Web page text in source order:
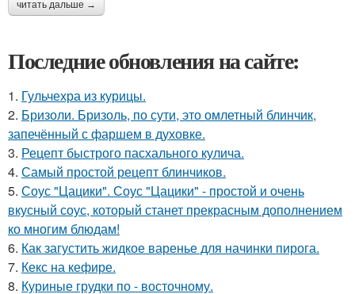
читать дальше →
Последние обновления на сайте:
1. Гульчехра из курицы.
2. Бризоли. Бризоль, по сути, это омлетный блинчик,
запечённый с фаршем в духовке.
3. Рецепт быстрого пасхального кулича.
4. Самый простой рецепт блинчиков.
5. Соус "Цацики". Соус "Цацики" - простой и очень
вкусный соус, который станет прекрасным дополнением
ко многим блюдам!
6. Как загустить жидкое варенье для начинки пирога.
7. Кекс на кефире.
8. Куриные грудки по - восточному.